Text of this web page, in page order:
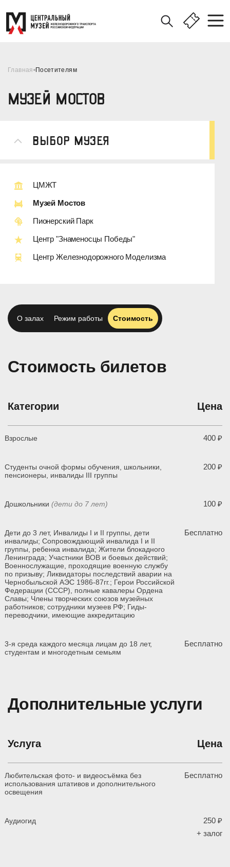
Главная Посетителям
МУЗЕЙ МОСТОВ
Выбор Музея
ЦМЖТ
Музей Мостов
Пионерский Парк
Центр "Знаменосцы Победы"
Центр Железнодорожного Моделизма
О залах Режим работы Стоимость
Стоимость билетов
Категории Цена
Взрослые 400 ₽
Студенты очной формы обучения, школьники,
пенсионеры, инвалиды III группы
200 ₽
Дошкольники (дети до 7 лет) 100 ₽
Дети до 3 лет, Инвалиды I и II группы, дети
инвалиды; Сопровождающий инвалида I и II
группы, ребенка инвалида; Жители блокадного
Ленинграда; Участники ВОВ и боевых действий;
Военнослужащие, проходящие военную службу
по призыву; Ликвидаторы последствий аварии на
Чернобыльской АЭС 1986-87гг.; Герои Российской
Федерации (СССР), полные кавалеры Ордена
Славы; Члены творческих союзов музейных
работников; сотрудники музеев РФ; Гиды-
переводчики, имеющие аккредитацию
Бесплатно
3-я среда каждого месяца лицам до 18 лет,
студентам и многодетным семьям
Бесплатно
Дополнительные услуги
Услуга Цена
Любительская фото- и видеосъёмка без
использования штативов и дополнительного
освещения
Бесплатно
Аудиогид
250 ₽
+ залог